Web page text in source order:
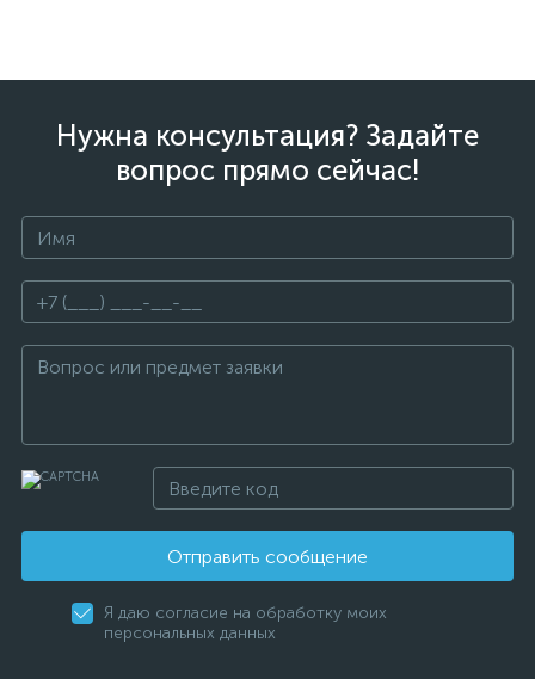
Нужна консультация? Задайте
вопрос прямо сейчас!
Отправить сообщение
Я даю согласие на обработку моих
персональных данных